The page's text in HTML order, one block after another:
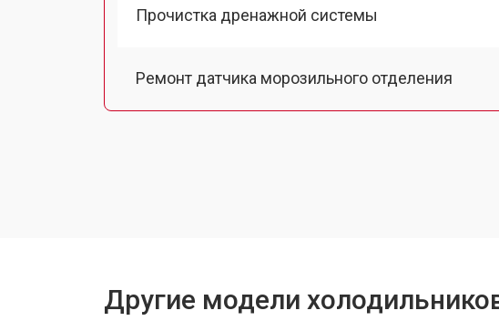
Прочистка дренажной системы
Ремонт датчика морозильного отделения
Другие модели